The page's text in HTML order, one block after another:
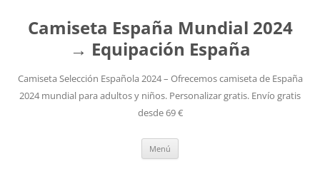
Camiseta España Mundial 2024
→ Equipación España
Camiseta Selección Española 2024 – Ofrecemos camiseta de España
2024 mundial para adultos y niños. Personalizar gratis. Envío gratis
desde 69 €
Menú